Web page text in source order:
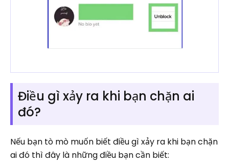
Điều gì xảy ra khi bạn chặn ai
đó?
Nếu bạn tò mò muốn biết điều gì xảy ra khi bạn chặn
ai đó thì đây là những điều bạn cần biết: